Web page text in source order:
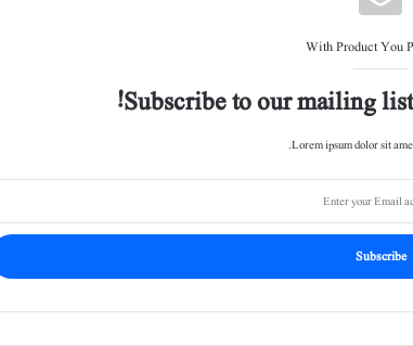
With Product You
Subscribe to our mailing
Lorem ipsum dolor sit